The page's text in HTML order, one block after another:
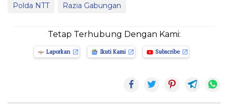
Polda NTT
Razia Gabungan
Tetap Terhubung Dengan Kami:
Laporkan Ikuti Kami Subscribe